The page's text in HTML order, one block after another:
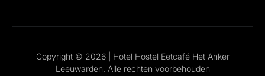
Copyright © 2026 | Hotel Hostel Eetcafé Het Anker
Leeuwarden. Alle rechten voorbehouden